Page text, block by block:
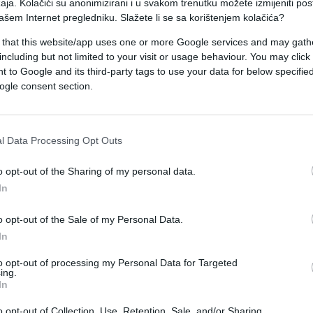
Kolačići su anonimizirani i u svakom trenutku možete izmijeniti
Internet pregledniku. Slažete li se sa korištenjem kolačića?
that this website/app uses one or more Google services and may
but not limited to your visit or usage behaviour. You may
to Google and its third-party tags to use your data for below
consent section.
Data Processing Opt Outs
opt-out of the Sharing of my personal data.
opt-out of the Sale of my Personal Data.
opt-out of processing my Personal Data for Targeted
je važno da znate od kojih sastojaka je
utiče na zdravlje pojedinih organa i tijela u
i tjelesna težina često zavisi od toga šta
popijete čašu tople vode i da birate
i prave se od cjeđenog voća, mogu biti
šećera koji nas neće zasititi,
apetit i povećati masnoće. Sve ovo utiče